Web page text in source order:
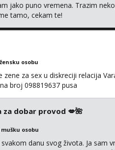
jako puno vremena. Trazim
tamo, cekam te!
osobu
za sex u diskreciji relacija
broj 098819637 pusa
za dobar provod 💋🌺
osobu
danu svog života. Ja sam